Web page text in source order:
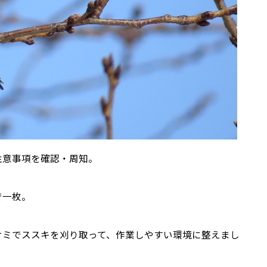
事項を確認・周知。
枚。
でススキを刈り取って、作業しやすい環境に整えまし